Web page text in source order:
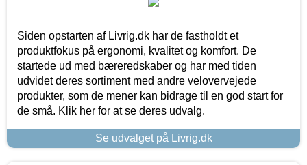
Siden opstarten af Livrig.dk har de fastholdt et
produktfokus på ergonomi, kvalitet og komfort. De
startede ud med bæreredskaber og har med tiden
udvidet deres sortiment med andre velovervejede
produkter, som de mener kan bidrage til en god start for
de små. Klik her for at se deres udvalg.
Se udvalget på Livrig.dk